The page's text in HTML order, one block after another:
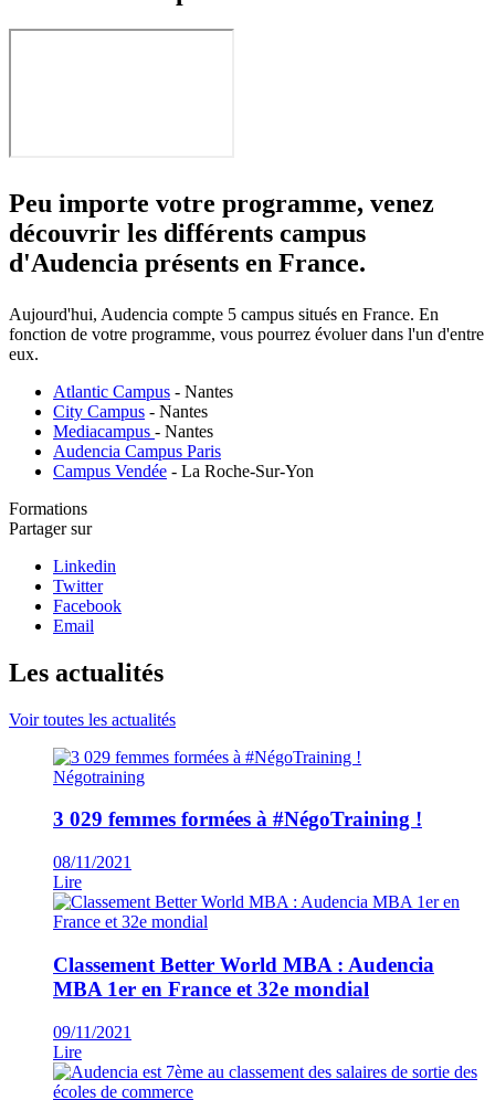
Peu importe votre programme, venez
découvrir les différents campus
d'Audencia présents en France.
Aujourd'hui, Audencia compte 5 campus situés en France. En
fonction de votre programme, vous pourrez évoluer dans l'un d'entre
eux.
Atlantic Campus - Nantes
City Campus - Nantes
Mediacampus - Nantes
Audencia Campus Paris
Campus Vendée - La Roche-Sur-Yon
Formations
Partager sur
Linkedin
Twitter
Facebook
Email
Les actualités
Voir toutes les actualités
Négotraining
3 029 femmes formées à #NégoTraining !
08/11/2021
Lire
Classement Better World MBA : Audencia
MBA 1er en France et 32e mondial
09/11/2021
Lire